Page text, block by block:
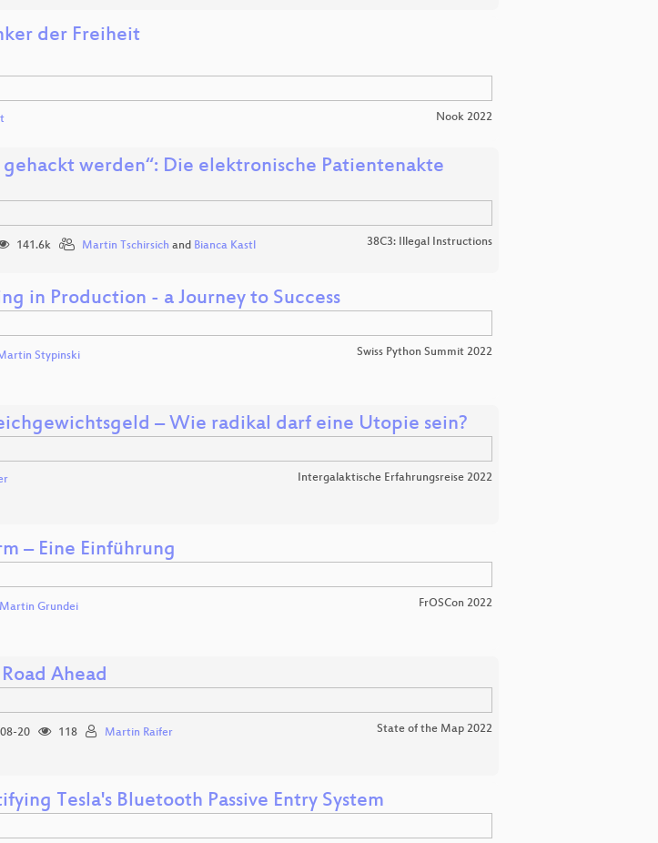
der Freiheit
Nook 2022
werden“: Die elektronische Patientenakte
141.6k Martin Tschirsich and Bianca Kastl 38C3: Illegal Instructions
in Production - a Journey to Success
Stypinski Swiss Python Summit 2022
– Wie radikal darf eine Utopie sein?
Intergalaktische Erfahrungsreise 2022
– Eine Einführung
Martin Grundei FrOSCon 2022
Ahead
20 118 Martin Raifer State of the Map 2022
Tesla's Bluetooth Passive Entry System